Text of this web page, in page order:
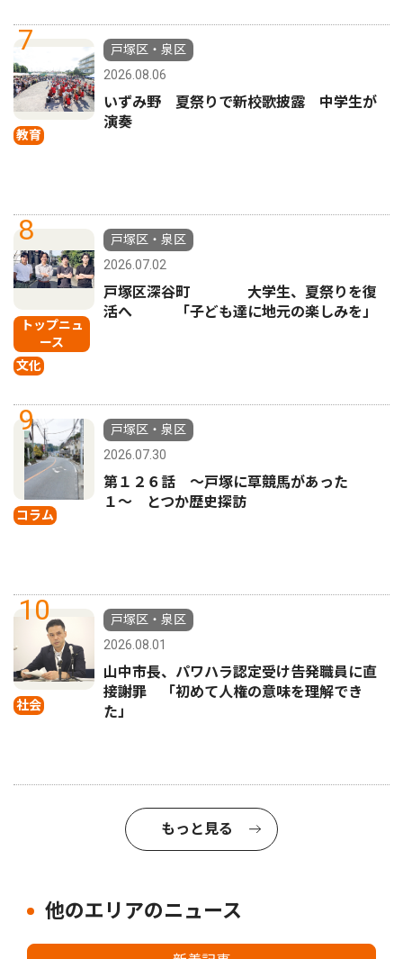
7
教育
戸塚区・泉区
2026.08.06
いずみ野 夏祭りで新校歌披露 中学生が
演奏
8
トップニュ
ース
文化
戸塚区・泉区
2026.07.02
戸塚区深谷町 大学生、夏祭りを復
活へ 「子ども達に地元の楽しみを」
9
コラム
戸塚区・泉区
2026.07.30
第１２６話 〜戸塚に草競馬があった
１〜 とつか歴史探訪
10
社会
戸塚区・泉区
2026.08.01
山中市長、パワハラ認定受け告発職員に直
接謝罪 「初めて人権の意味を理解でき
た」
もっと見る
他のエリアのニュース